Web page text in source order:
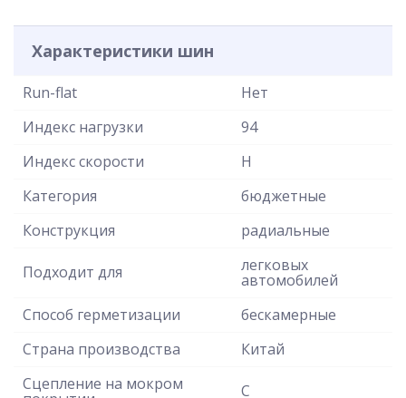
Характеристики шин
Run-flat
Нет
Индекс нагрузки
94
Индекс скорости
H
Категория
бюджетные
Конструкция
радиальные
Подходит для легковых
автомобилей
Способ герметизации
бескамерные
Страна производства
Китай
Сцепление на мокром
C